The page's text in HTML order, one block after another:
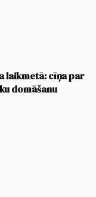
laikmetā: cīņa par
domāšanu